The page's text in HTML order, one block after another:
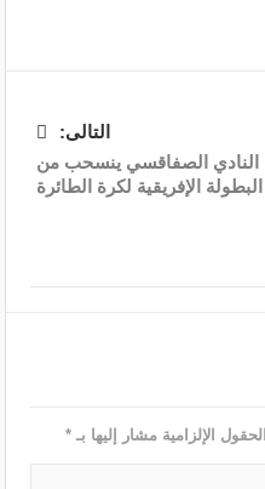
التالى:
النادي الصفاقسي ينسحب من
البطولة الإفريقية لكرة الطائرة
الحقول الإلزامية مشار إليها بـ*